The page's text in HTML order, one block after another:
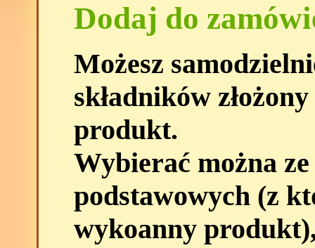
Dodaj do
Możesz
składników
produkt.
Wybierać można
podstawowych (z
wykoanny